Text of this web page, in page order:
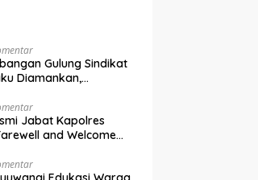
Gulung Sindikat
Diamankan,
Jabat Kapolres
and Welcome